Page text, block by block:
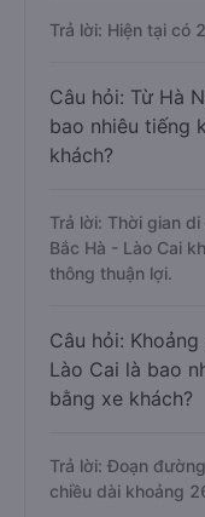
Trả lời: Hiện tại có
Câu hỏi: Từ Hà
bao nhiêu tiếng
khách?
Trả lời: Thời gian
Bắc Hà - Lào Cai
thông thuận lợi.
Câu hỏi:
Lào Cai là bao
bằng xe khách?
Trả lời: Đoạn
chiều dài khoảng